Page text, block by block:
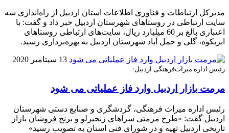
مدیرکل ارتباطات و فناوری اطلاعات استان اردبیل از راه‌اندازی سه
سایت ارتباطی در روستاهای شهرستان اردبیل خبر داد و گفت: با
اعتباری بالغ بر 60 میلیارد ریال، سایت‌های ارتباطی روستاهای
ابربکوه، گلی و حمل آباد شهرستان اردبیل به بهره‌برداری رسید.
13 سپتامبر 2020
رئیس اداره میراث‌فرهنگی اردبیل:
مرمت بازار اردبیل وارد فاز عملیاتی می شود
رئیس اداره میراث ‌فرهنگی، گردشگری و صنایع‌ دستی شهرستان
اردبیل گفت: «طرح مرمتی سراهای زنجیرلو و برنج‌ فروشان بازار
تاریخی اردبیل تهیه و در شورای فنی استان به تصویب رسید»